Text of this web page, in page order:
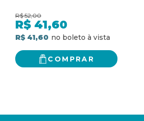
R$ 52,00
R$ 41,60
R$ 41,60
COMPRAR